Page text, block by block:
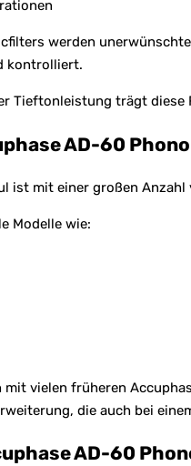
werden
kontrolliert.
Tieftonleistung trägt
AD-60
ist mit einer großen
Modelle wie:
vielen früheren
die auch bei
AD-60